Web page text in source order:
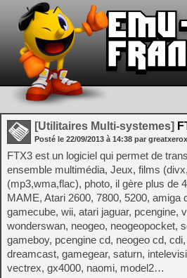
[Utilitaires Multi-systemes]
Posté le 22/09/2013 à 14:38 par greatxerox
FTX3 est un logiciel qui permet de
ensemble multimédia, Jeux, films
(mp3,wma,flac), photo, il gère plus de
MAME, Atari 2600, 7800, 5200, amiga
gamecube, wii, atari jaguar, pcengine,
wonderswan, neogeo, neogeopocket,
gameboy, pcengine cd, neogeo cd,
dreamcast, gamegear, saturn,
vectrex, gx4000, naomi, model2…